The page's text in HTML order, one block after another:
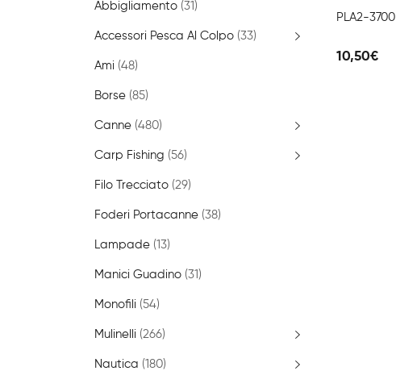
PLA2-3700
10,50€
Abbigliamento (31)
Accessori Pesca Al Colpo (33)
Ami (48)
Borse (85)
Canne (480)
Carp Fishing (56)
Filo Trecciato (29)
Foderi Portacanne (38)
Lampade (13)
Manici Guadino (31)
Monofili (54)
Mulinelli (266)
Nautica (180)